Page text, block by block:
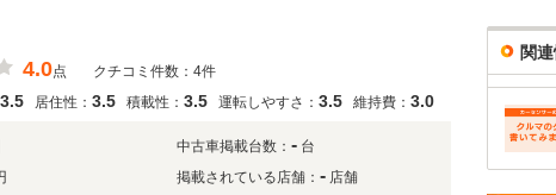
4.0点
クチコミ件数：4件
3.5 居住性： 3.5 積載性： 3.5 運転しやすさ： 3.5 維持費： 3.0
中古車掲載台数： - 台
掲載されている店舗： - 店舗
関